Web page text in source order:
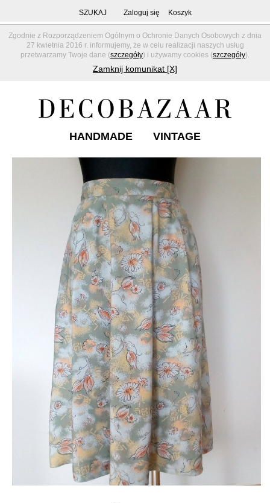
Zgodnie z Rozporządzeniem Ogólnym o Ochronie Danych Osobowych z dnia
27 kwietnia 2016 r. informujemy, że w celu realizacji naszych usług
przetwarzamy Twoje dane (szczegóły) i używamy cookies (szczegóły).
Zamknij komunikat [X]
SZUKAJ Zaloguj się Koszyk
HANDMADE VINTAGE